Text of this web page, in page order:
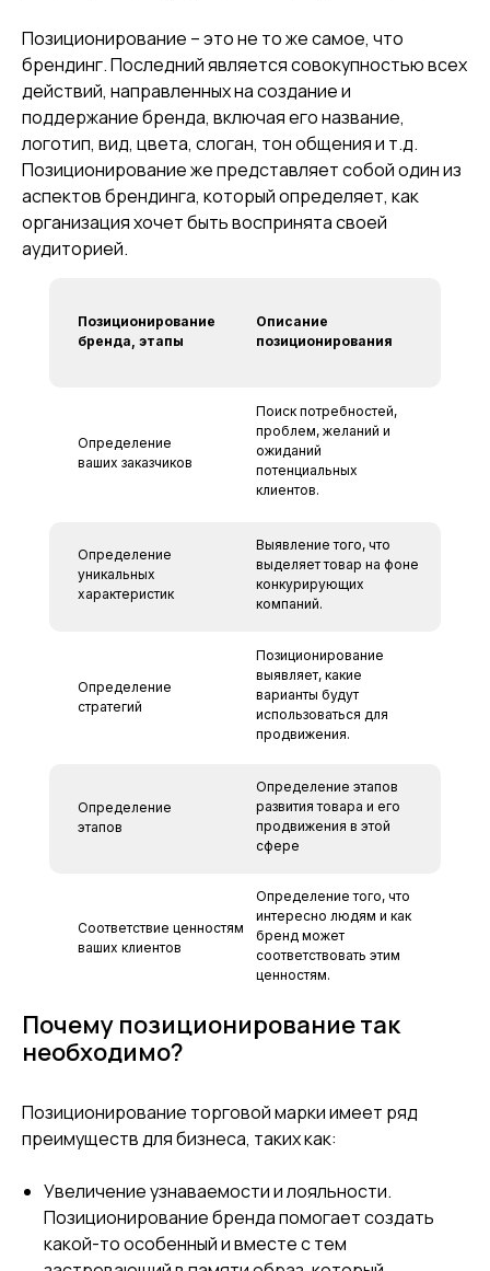
Позиционирование – это не то же самое, что
брендинг. Последний является совокупностью всех
действий, направленных на создание и
поддержание бренда, включая его название,
логотип, вид, цвета, слоган, тон общения и т.д.
Позиционирование же представляет собой один из
аспектов брендинга, который определяет, как
организация хочет быть воспринята своей
аудиторией.
Позиционирование
бренда, этапы
Описание
позиционирования
Определение
ваших заказчиков
Поиск потребностей,
проблем, желаний и
ожиданий
потенциальных
клиентов.
Определение
уникальных
характеристик
Выявление того, что
выделяет товар на фоне
конкурирующих
компаний.
Определение
стратегий
Позиционирование
выявляет, какие
варианты будут
использоваться для
продвижения.
Определение
этапов
Определение этапов
развития товара и его
продвижения в этой
сфере
Соответствие ценностям
ваших клиентов
Определение того, что
интересно людям и как
бренд может
соответствовать этим
ценностям.
Почему позиционирование так
необходимо?
Позиционирование торговой марки имеет ряд
преимуществ для бизнеса, таких как:
Увеличение узнаваемости и лояльности.
Позиционирование бренда помогает создать
какой-то особенный и вместе с тем